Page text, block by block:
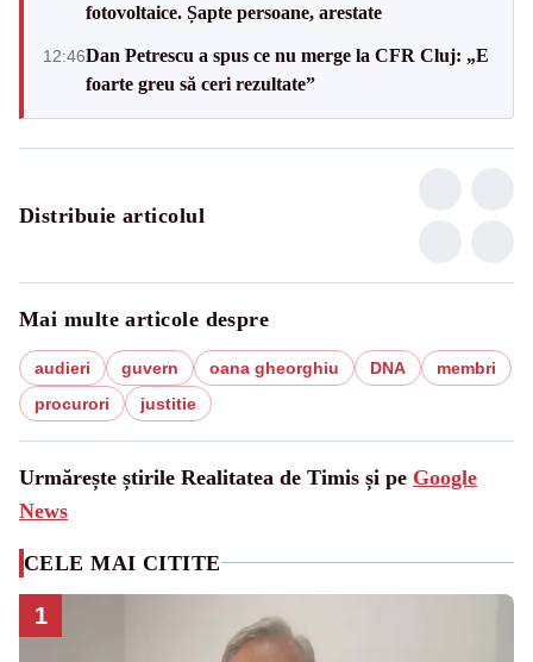
fotovoltaice. Șapte persoane, arestate
12:46Dan Petrescu a spus ce nu merge la CFR Cluj: „E
foarte greu să ceri rezultate”
Distribuie articolul
Mai multe articole despre
audieri guvern oana gheorghiu DNA
membri
procurori
justitie
Urmărește știrile Realitatea de Timis și pe Google
News
CELE MAI CITITE
1